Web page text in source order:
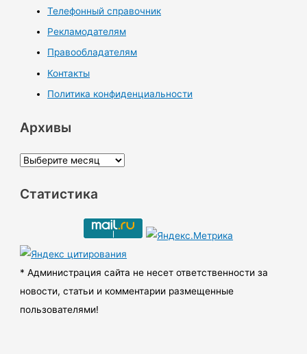
Телефонный справочник
Рекламодателям
Правообладателям
Контакты
Политика конфиденциальности
Архивы
А
х
ы
Статистика
* Администрация сайта не несет ответственности за
новости, статьи и комментарии размещенные
пользователями!